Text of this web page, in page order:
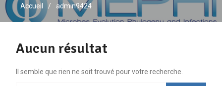
Accueil admin9424
Aucun résultat
Il semble que rien ne soit trouvé pour votre recherche.